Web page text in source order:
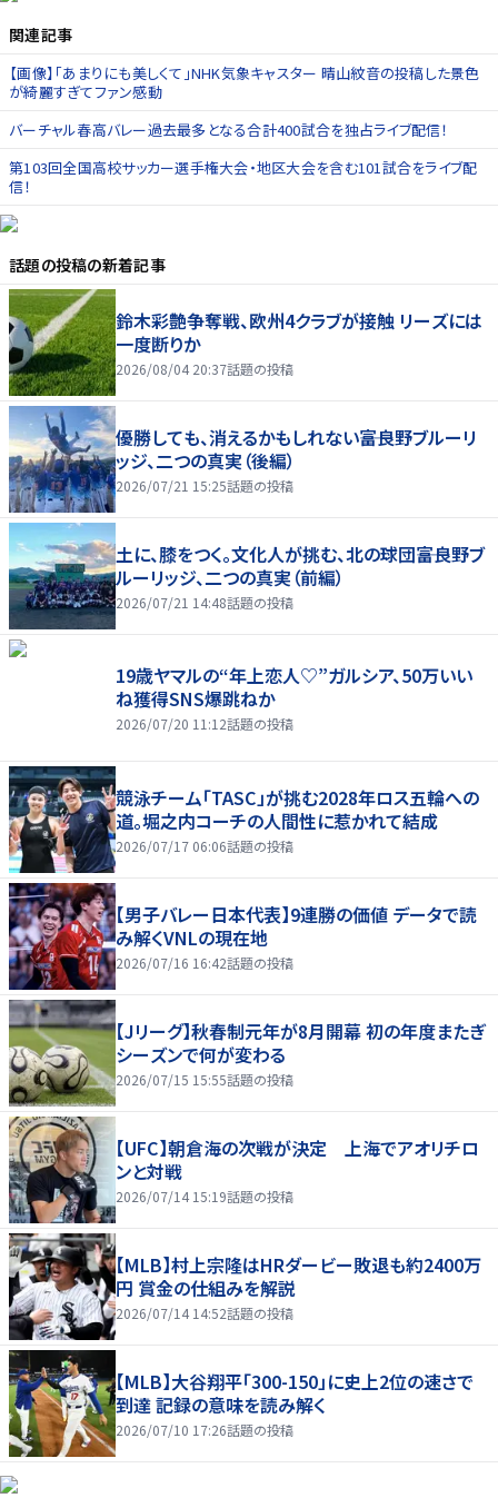
関連記事
【画像】「あまりにも美しくて」NHK気象キャスター 晴山紋音の投稿した景色
が綺麗すぎてファン感動
バーチャル春高バレー過去最多となる合計400試合を独占ライブ配信！
第103回全国高校サッカー選手権大会・地区大会を含む101試合をライブ配
信！
話題の投稿の新着記事
鈴木彩艶争奪戦、欧州4クラブが接触 リーズには
一度断りか
2026/08/04 20:37話題の投稿
優勝しても、消えるかもしれない――富良野ブルーリ
ッジ、二つの真実（後編）
2026/07/21 15:25話題の投稿
土に、膝をつく。文化人が挑む、北の球団――富良野ブ
ルーリッジ、二つの真実（前編）
2026/07/21 14:48話題の投稿
19歳ヤマルの“年上恋人♡”ガルシア、50万いい
ね獲得SNS爆跳ねか
2026/07/20 11:12話題の投稿
競泳チーム「TASC」が挑む2028年ロス五輪への
道。堀之内コーチの人間性に惹かれて結成
2026/07/17 06:06話題の投稿
【男子バレー日本代表】9連勝の価値 データで読
み解くVNLの現在地
2026/07/16 16:42話題の投稿
【Jリーグ】秋春制元年が8月開幕 初の年度またぎ
シーズンで何が変わる
2026/07/15 15:55話題の投稿
【UFC】朝倉海の次戦が決定 上海でアオリチロ
ンと対戦
2026/07/14 15:19話題の投稿
【MLB】村上宗隆はHRダービー敗退も約2400万
円 賞金の仕組みを解説
2026/07/14 14:52話題の投稿
【MLB】大谷翔平「300-150」に史上2位の速さで
到達 記録の意味を読み解く
2026/07/10 17:26話題の投稿